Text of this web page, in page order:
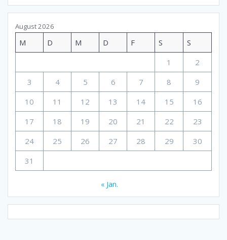
August 2026
M D M D F S
S
1
2
3
4 5 6 7 8
9
10
11 12 13 14 15
16
17
18 19 20 21 22
23
24
25 26 27 28 29
30
31
« Jan.